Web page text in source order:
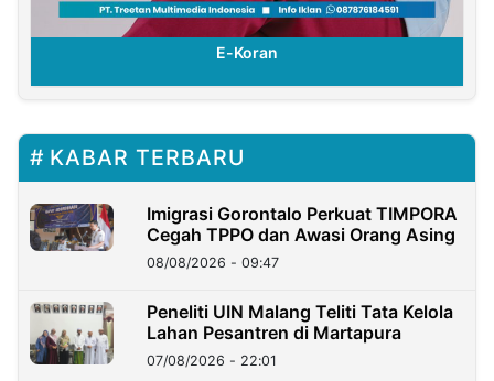
E-Koran
KABAR TERBARU
Imigrasi Gorontalo Perkuat TIMPORA
Cegah TPPO dan Awasi Orang Asing
08/08/2026 - 09:47
Peneliti UIN Malang Teliti Tata Kelola
Lahan Pesantren di Martapura
07/08/2026 - 22:01